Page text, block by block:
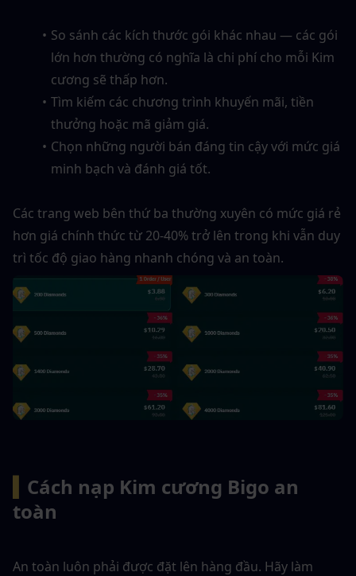
So sánh các kích thước gói khác nhau — các gói
lớn hơn thường có nghĩa là chi phí cho mỗi Kim
cương sẽ thấp hơn.
Tìm kiếm các chương trình khuyến mãi, tiền
thưởng hoặc mã giảm giá.
Chọn những người bán đáng tin cậy với mức giá
minh bạch và đánh giá tốt.
Các trang web bên thứ ba thường xuyên có mức giá rẻ
hơn giá chính thức từ 20-40% trở lên trong khi vẫn duy
trì tốc độ giao hàng nhanh chóng và an toàn.
Cách nạp Kim cương Bigo an
toàn
An toàn luôn phải được đặt lên hàng đầu. Hãy làm